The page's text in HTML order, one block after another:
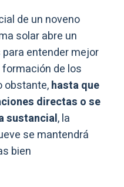
de un noveno
solar abre un
entender mejor
de los
obstante,hasta que
directas o se
sustancial, la
se mantendrá
bien